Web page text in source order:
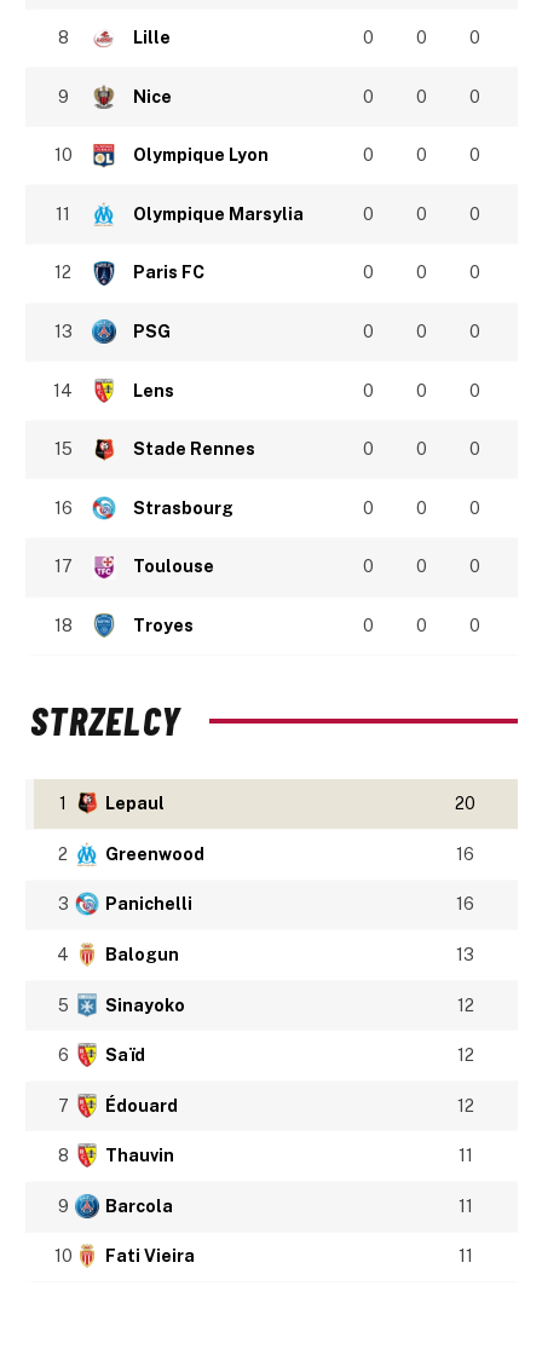
8 Lille 0 0 0
9 Nice 0 0 0
10 Olympique Lyon 0 0 0
11 Olympique Marsylia 0 0 0
12 Paris FC 0 0 0
13 PSG 0 0 0
14 Lens 0 0 0
15 Stade Rennes 0 0 0
16 Strasbourg 0 0 0
17 Toulouse 0 0 0
18 Troyes 0 0 0
STRZELCY
1 Lepaul 20
2 Greenwood 16
3 Panichelli 16
4 Balogun 13
5 Sinayoko 12
6 Saïd 12
7 Édouard 12
8 Thauvin 11
9 Barcola 11
10 Fati Vieira 11